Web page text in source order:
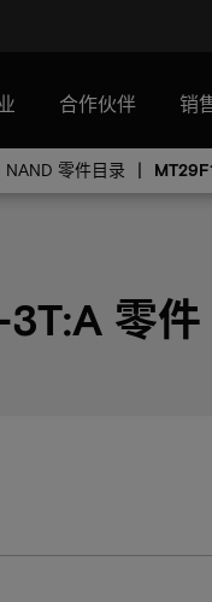
合作伙伴 销
NAND 零件目录
零件